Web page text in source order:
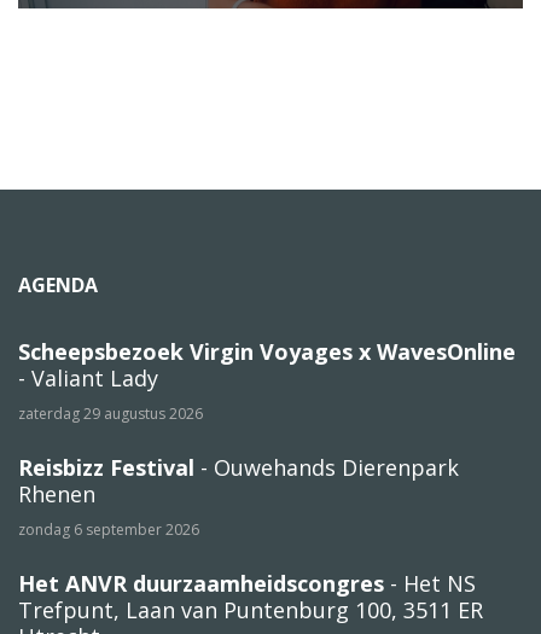
AGENDA
Scheepsbezoek Virgin Voyages x WavesOnline
- Valiant Lady
zaterdag 29 augustus 2026
Reisbizz Festival - Ouwehands Dierenpark
Rhenen
zondag 6 september 2026
Het ANVR duurzaamheidscongres - Het NS
Trefpunt, Laan van Puntenburg 100, 3511 ER